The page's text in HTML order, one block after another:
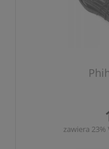
zawiera